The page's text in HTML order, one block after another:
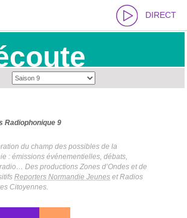
DIRECT
Radiophonique 9
du champ des possibles de la
: émissions événementielles, débats,
Des productions Zones d’Ondes et de
Reporters Normandie Jeunes et Radios
Citoyennes.